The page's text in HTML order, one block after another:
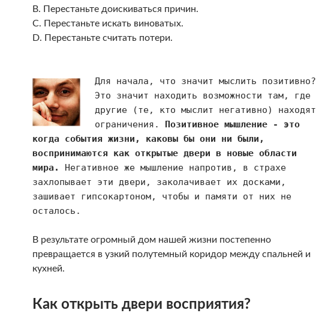
В. Перестаньте доискиваться причин.
С. Перестаньте искать виноватых.
D. Перестаньте считать потери.
Для начала, что значит мыслить позитивно?
Это значит находить возможности там, где
другие (те, кто мыслит негативно) находят
ограничения. Позитивное мышление - это
когда события жизни, каковы бы они ни были,
воспринимаются как открытые двери в новые области
мира.
Негативное же мышление напротив, в страхе
захлопывает эти двери, заколачивает их досками,
зашивает гипсокартоном, чтобы и памяти от них не
осталось.
В результате огромный дом нашей жизни постепенно
превращается в узкий полутемный коридор между спальней и
кухней.
Как открыть двери восприятия?